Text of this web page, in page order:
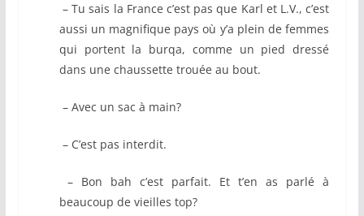
– Tu sais la France c’est pas que Karl et L.V., c’est
aussi un magnifique pays où y’a plein de femmes
qui portent la burqa, comme un pied dressé
dans une chaussette trouée au bout.
– Avec un sac à main?
– C’est pas interdit.
– Bon bah c’est parfait. Et t’en as parlé à
beaucoup de vieilles top?